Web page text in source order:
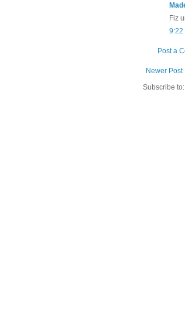
Fiz
9:22
Post a
Newer Post
Subscribe to: